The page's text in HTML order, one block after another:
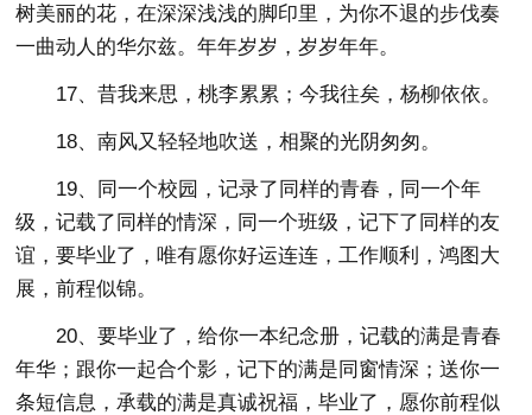
树美丽的花，在深深浅浅的脚印里，为你不退的步伐奏
一曲动人的华尔兹。年年岁岁，岁岁年年。
17、昔我来思，桃李累累；今我往矣，杨柳依依。
18、南风又轻轻地吹送，相聚的光阴匆匆。
19、同一个校园，记录了同样的青春，同一个年
级，记载了同样的情深，同一个班级，记下了同样的友
谊，要毕业了，唯有愿你好运连连，工作顺利，鸿图大
展，前程似锦。
20、要毕业了，给你一本纪念册，记载的满是青春
年华；跟你一起合个影，记下的满是同窗情深；送你一
条短信息，承载的满是真诚祝福，毕业了，愿你前程似